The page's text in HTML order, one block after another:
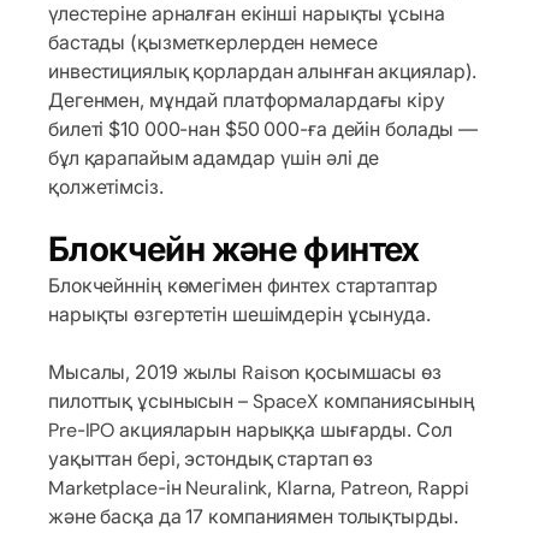
үлестеріне арналған екінші нарықты ұсына
бастады (қызметкерлерден немесе
инвестициялық қорлардан алынған акциялар).
Дегенмен, мұндай платформалардағы кіру
билеті $10 000-нан $50 000-ға дейін болады —
бұл қарапайым адамдар үшін әлі де
қолжетімсіз.
Блокчейн және финтех
Блокчейннің көмегімен финтех стартаптар
нарықты өзгертетін шешімдерін ұсынуда.
Мысалы, 2019 жылы Raison қосымшасы өз
пилоттық ұсынысын – SpaceX компаниясының
Pre-IPO акцияларын нарыққа шығарды. Сол
уақыттан бері, эстондық стартап өз
Marketplace-ін Neuralink, Klarna, Patreon, Rappi
және басқа да 17 компаниямен толықтырды.